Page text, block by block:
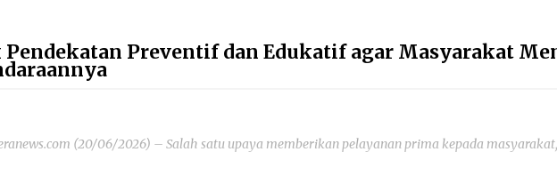
Preventif dan Edukatif agar Masyarakat
(20/06/2026) – Salah satu upaya memberikan pelayanan prima kepada